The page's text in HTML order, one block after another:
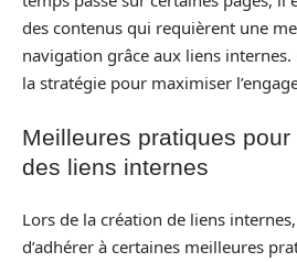
des contenus qui requièrent une
navigation grâce aux liens internes.
la stratégie pour maximiser
Meilleures pratiques
des liens internes
Lors de la création de liens
d’adhérer à certaines meilleures